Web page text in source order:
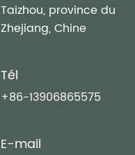
Taizhou, province du
Zhejiang, Chine
Tél
+86-13906865575
E-mail